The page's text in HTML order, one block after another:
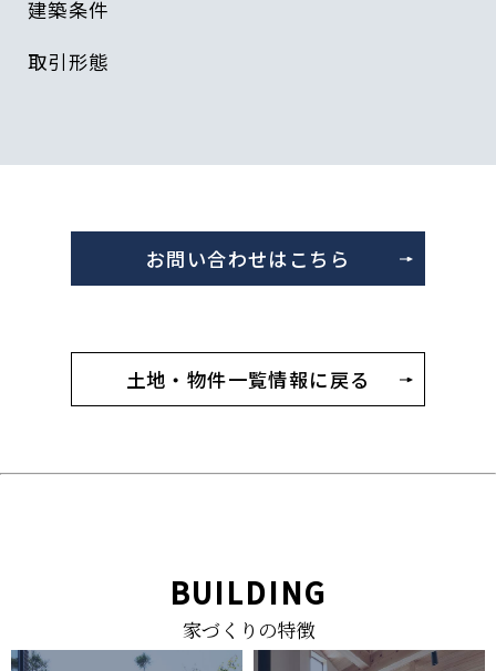
建築条件
取引形態
お問い合わせはこちら
土地・物件一覧情報に戻る
BUILDING
家づくりの特徴